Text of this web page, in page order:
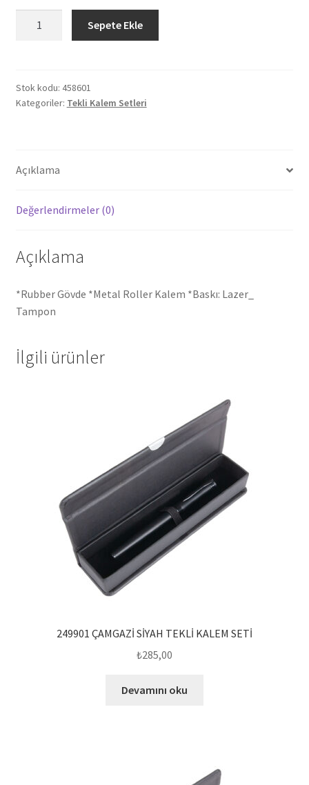
KALEM
SETİ
Sepete Ekle
Stok kodu: 458601
Kategoriler: Tekli Kalem Setleri
Açıklama
Değerlendirmeler (0)
Açıklama
*Rubber Gövde *Metal Roller Kalem *Baskı: Lazer_
Tampon
İlgili ürünler
249901 ÇAMGAZİ SİYAH TEKLİ KALEM SETİ
₺285,00
Devamını oku